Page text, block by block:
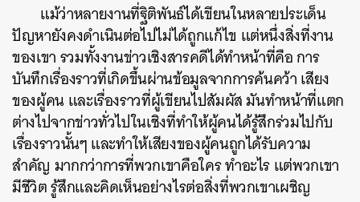
แม้ว่าหลายงานที่ฐิติพันธ์ได้เขียนในหลายประเด็น
ปัญหายังคงดำเนินต่อไปไม่ได้ถูกแก้ไข แต่หนึ่งสิ่งที่งาน
ของเขา รวมทั้งงานข่าวเชิงสารคดีได้ทำหน้าที่คือ การ
บันทึกเรื่องราวที่เกิดขึ้นผ่านข้อมูลจากการค้นคว้า เสียง
ของผู้คน และเรื่องราวที่ผู้เขียนไปสัมผัส มันทำหน้าที่แตก
ต่างไปจากข่าวทั่วไปในเชิงที่ทำให้ผู้คนได้รู้สึกร่วมไปกับ
เรื่องราวนั้นๆ และทำให้เสียงของผู้คนถูกได้รับความ
สำคัญ มากกว่าการที่พวกเขาคือใคร ทำอะไร แต่พวกเขา
มีชีวิต รู้สึกและคิดเห็นอย่างไรต่อสิ่งที่พวกเขาเผชิญ